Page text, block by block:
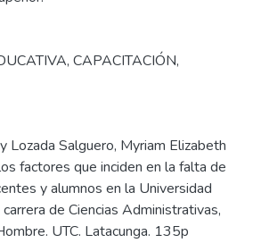
, CAPACITACIÓN,
Lozada Salguero, Myriam Elizabeth
factores que inciden en la falta de
y alumnos en la Universidad
de Ciencias Administrativas,
UTC. Latacunga. 135p